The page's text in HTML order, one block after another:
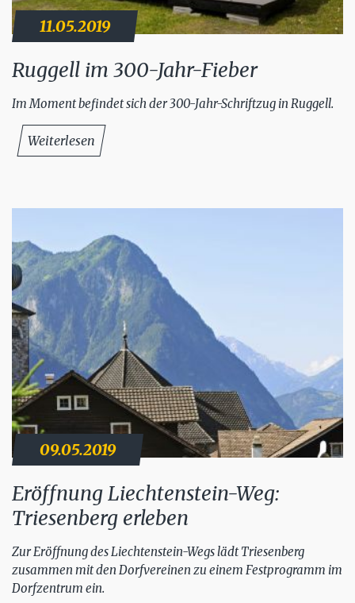
11.05.2019
Ruggell im 300-Jahr-Fieber
Im Moment befindet sich der 300-Jahr-Schriftzug in Ruggell.
Weiterlesen
09.05.2019
Eröffnung Liechtenstein-Weg:
Triesenberg erleben
Zur Eröffnung des Liechtenstein-Wegs lädt Triesenberg
zusammen mit den Dorfvereinen zu einem Festprogramm im
Dorfzentrum ein.